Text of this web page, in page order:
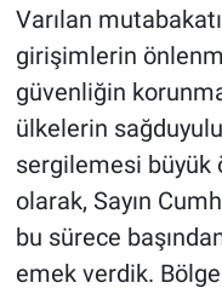
Varılan
girişimlerin
güvenliğin
ülkelerin
sergilemesi büyük
olarak, Sayın
bu sürece
emek verdik.